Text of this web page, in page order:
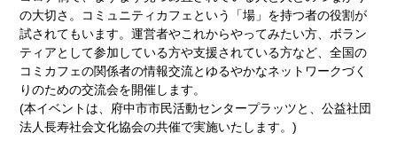
の大切さ。コミュニティカフェという「場」を持つ者の役割が
試されてもいます。運営者やこれからやってみたい方、ボラン
ティアとして参加している方や支援されている方など、全国の
コミカフェの関係者の情報交流とゆるやかなネットワークづく
りのための交流会を開催します。
(本イベントは、府中市市民活動センタープラッツと、公益社団
法人長寿社会文化協会の共催で実施いたします。)